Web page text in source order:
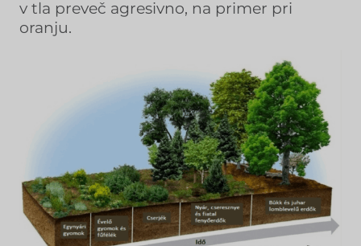
v tla preveč agresivno, na primer pri
oranju.